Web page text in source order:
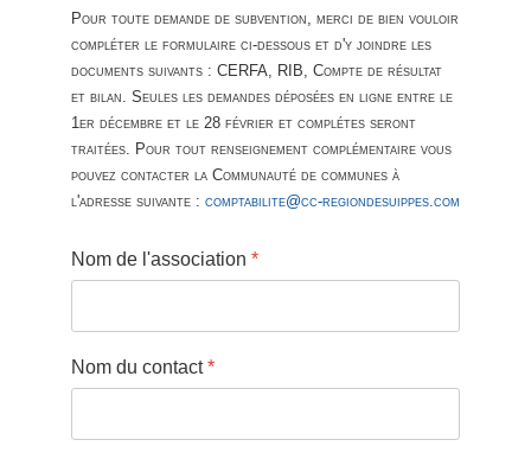
Pour toute demande de subvention, merci de bien vouloir
compléter le formulaire ci-dessous et d'y joindre les
documents suivants : CERFA, RIB, Compte de résultat
et bilan. Seules les demandes déposées en ligne entre le
1er décembre et le 28 février et complétes seront
traitées. Pour tout renseignement complémentaire vous
pouvez contacter la Communauté de communes à
l'adresse suivante : comptabilite@cc-regiondesuippes.com
Nom de l'association *
Nom du contact*